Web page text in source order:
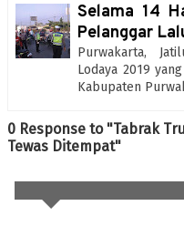
Selama 14
Pelanggar
Purwakarta,
Lodaya 2019
Kabupaten
0 Response to "Tabrak
Tewas Ditempat"